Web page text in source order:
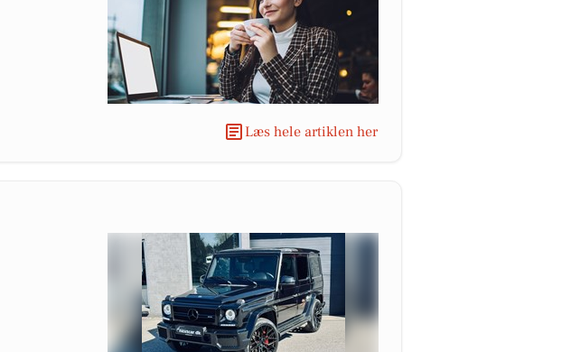
Læs hele artiklen her